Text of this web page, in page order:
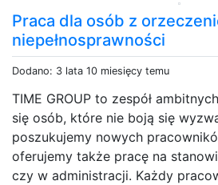
Praca dla osób z
niepełnosprawności
Dodano: 3 lata 10 miesięcy temu
TIME GROUP to zespół
się osób, które nie boją się
poszukujemy nowych
oferujemy także pracę na
czy w administracji. Każdy